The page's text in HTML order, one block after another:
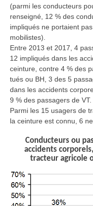
(parmi les conducteurs
renseigné, 12 % des
impliqués ne portaient
mobilistes).
Entre 2013 et 2017, 4
12 impliqués dans les
ceinture, contre 4 % des
tués ou BH, 3 des 5
dans les accidents
9 % des passagers de VT.
Parmi les 15 usagers de
la ceinture est connu, 6
Conducteurs ou
accidents
tracteur agricole